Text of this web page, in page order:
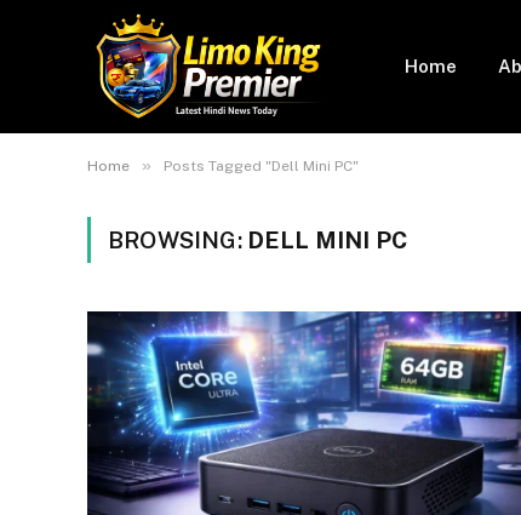
Home
Home » Posts Tagged "Dell Mini PC"
BROWSING: DELL MINI PC